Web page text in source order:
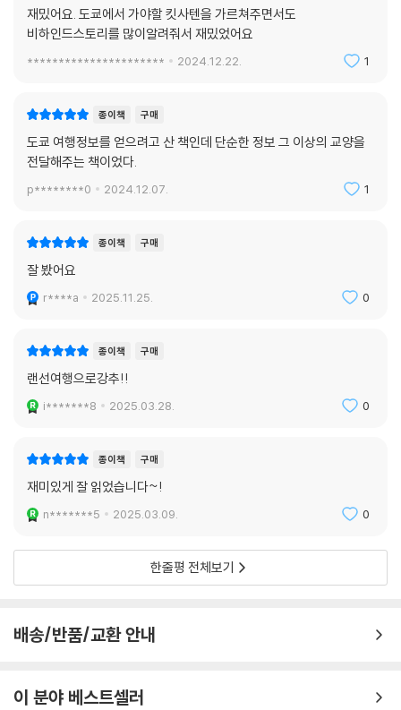
재밌어요. 도쿄에서 가야할 킷사텐을 가르쳐주면서도
비하인드스토리를 많이알려줘서 재밌었어요
********************** 2024.12.22. 1
종이책 구매
도쿄 여행정보를 얻으려고 산 책인데 단순한 정보 그 이상의 교양을
전달해주는 책이었다.
p********0 2024.12.07. 1
종이책 구매
잘 봤어요
r****a 2025.11.25. 0
종이책 구매
랜선여행으로강추!!
i*******8 2025.03.28. 0
종이책 구매
재미있게 잘 읽었습니다~!
n*******5 2025.03.09. 0
한줄평 전체보기
배송/반품/교환 안내
이 분야 베스트셀러